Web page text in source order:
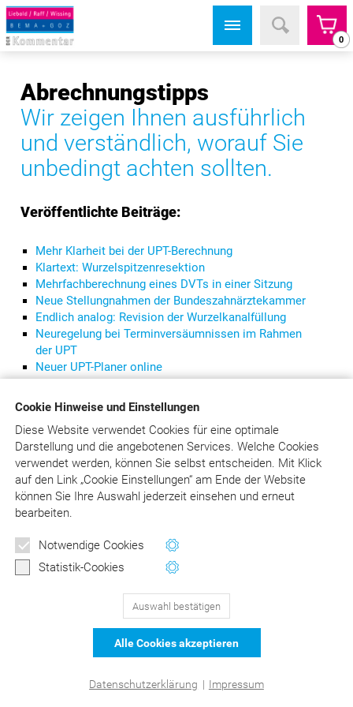
Cookie Hinweise und Einstellungen
Diese Website verwendet Cookies für eine optimale
Darstellung und die angebotenen Services. Welche Cookies
verwendet werden, können Sie selbst entscheiden. Mit Klick
aufden Link „Cookie Einstellungen“ am Ende der Website
können Sie Ihre Auswahl jederzeit einsehen und erneut
bearbeiten.
Notwendige Cookies
Statistik-Cookies
Auswahl bestätigen
Alle Cookies akzeptieren
Datenschutzerklärung | Impressum
0
Abrechnungstipps
Wir zeigen Ihnen ausführlich
und verständlich, worauf Sie
unbedingt achten sollten.
Veröffentlichte Beiträge:
Mehr Klarheit bei der UPT-Berechnung
Klartext: Wurzelspitzenresektion
Mehrfachberechnung eines DVTs in einer Sitzung
Neue Stellungnahmen der Bundeszahnärztekammer
Endlich analog: Revision der Wurzelkanalfüllung
Neuregelung bei Terminversäumnissen im Rahmen
der UPT
Neuer UPT-Planer online
Infoblatt zu den neuen PAR-Leistungen
Telemedizinische Leistungen für Privatpatienten
Musterschreiben: Höhere Kostenerstattung bei
Behandlung in einer Arztpraxis aus dem Netzwerk der
PKV
Senkung der Umsatzsteuer zum 1.7.2020 – was
bedeutet das für die Zahnarztpraxis?
Besonderheiten der Alterszahnheilkunde
© Asgard-Verlag Dr. Werner Hippe GmbH
DER Kommentar zu BEMA und
Bewertungen auf ProvenExpert.com